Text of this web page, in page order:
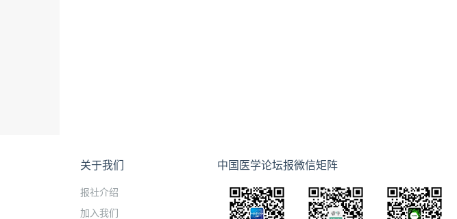
关于我们
报社介绍
加入我们
中国医学论坛报微信矩阵